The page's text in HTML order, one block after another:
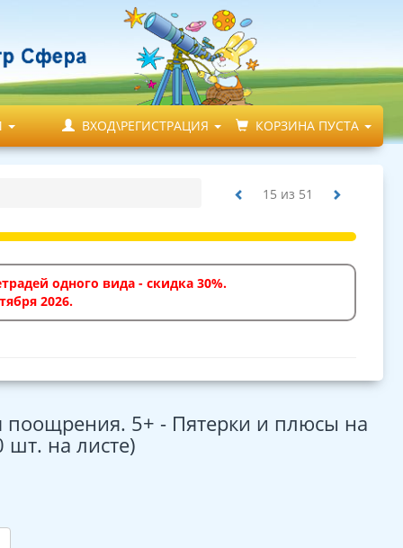
ВХОД\РЕГИСТРАЦИЯ КОРЗИНА ПУСТА
15 из 51
одного вида - скидка 30%.
2026.
5+ - Пятерки и плюсы на
на листе)